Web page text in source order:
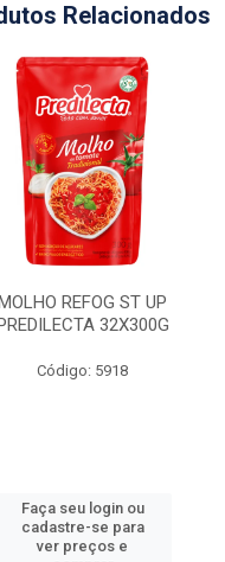
Relacionados
REFOG ST UP
32X300G
Código: 5918
Faça seu login ou
cadastre-se para
ver preços e